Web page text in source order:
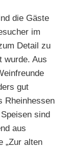
die Gäste
im
Detail zu
wurde. Aus
gut
Rheinhessen
sind
aus
„Zur alten